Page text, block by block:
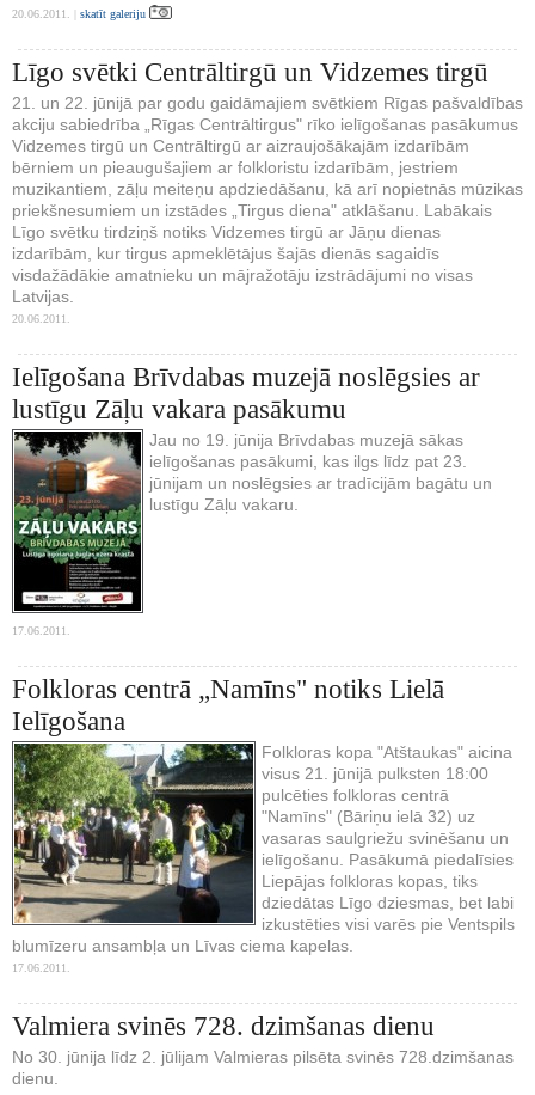
20.06.2011. | skatīt galeriju
Līgo svētki Centrāltirgū un Vidzemes tirgū
21. un 22. jūnijā par godu gaidāmajiem svētkiem Rīgas pašvaldības
akciju sabiedrība „Rīgas Centrāltirgus" rīko ielīgošanas pasākumus
Vidzemes tirgū un Centrāltirgū ar aizraujošākajām izdarībām
bērniem un pieaugušajiem ar folkloristu izdarībām, jestriem
muzikantiem, zāļu meiteņu apdziedāšanu, kā arī nopietnās mūzikas
priekšnesumiem un izstādes „Tirgus diena" atklāšanu. Labākais
Līgo svētku tirdziņš notiks Vidzemes tirgū ar Jāņu dienas
izdarībām, kur tirgus apmeklētājus šajās dienās sagaidīs
visdažādākie amatnieku un mājražotāju izstrādājumi no visas
Latvijas.
20.06.2011.
Ielīgošana Brīvdabas muzejā noslēgsies ar
lustīgu Zāļu vakara pasākumu
Jau no 19. jūnija Brīvdabas muzejā sākas
ielīgošanas pasākumi, kas ilgs līdz pat 23.
jūnijam un noslēgsies ar tradīcijām bagātu un
lustīgu Zāļu vakaru.
17.06.2011.
Folkloras centrā „Namīns" notiks Lielā
Ielīgošana
Folkloras kopa "Atštaukas" aicina
visus 21. jūnijā pulksten 18:00
pulcēties folkloras centrā
"Namīns" (Bāriņu ielā 32) uz
vasaras saulgriežu svinēšanu un
ielīgošanu. Pasākumā piedalīsies
Liepājas folkloras kopas, tiks
dziedātas Līgo dziesmas, bet labi
izkustēties visi varēs pie Ventspils
blumīzeru ansambļa un Līvas ciema kapelas.
17.06.2011.
Valmiera svinēs 728. dzimšanas dienu
No 30. jūnija līdz 2. jūlijam Valmieras pilsēta svinēs 728.dzimšanas
dienu.